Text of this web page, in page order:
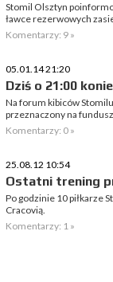
Stomil Olsztyn
ławce rezerwowych
Komentarzy: 9 »
05.01.14 21:20
Dziś o 21:00
Na forum kibiców
przeznaczony na
Komentarzy: 0 »
25.08.12 10:54
Ostatni trening
Po godzinie 10 piłkarze
Cracovią.
Komentarzy: 1 »